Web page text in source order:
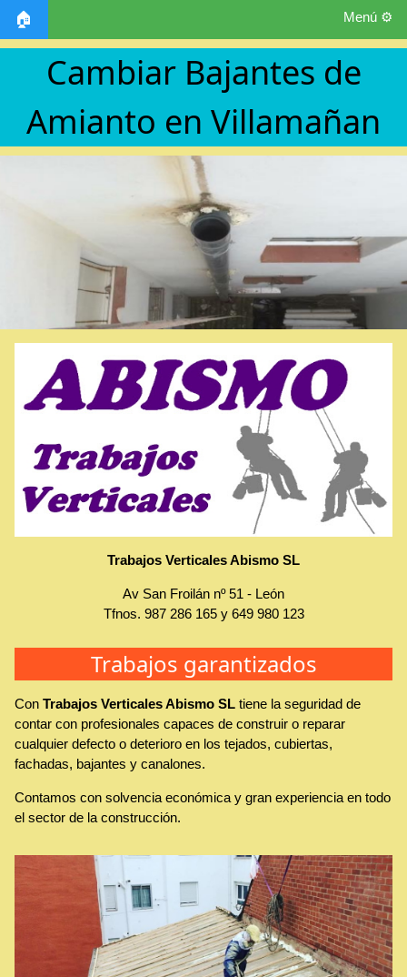
🏠 Menú ⚙️
Cambiar Bajantes de
Amianto en Villamañan
Trabajos Verticales Abismo SL
Av San Froilán nº 51 - León
Tfnos. 987 286 165y 649 980 123
Trabajos garantizados
Con Trabajos Verticales Abismo SL tiene la seguridad de
contar con profesionales capaces de construir o reparar
cualquier defecto o deterioro en los tejados, cubiertas,
fachadas, bajantes y canalones.
Contamos con solvencia económica y gran experiencia en todo
el sector de la construcción.